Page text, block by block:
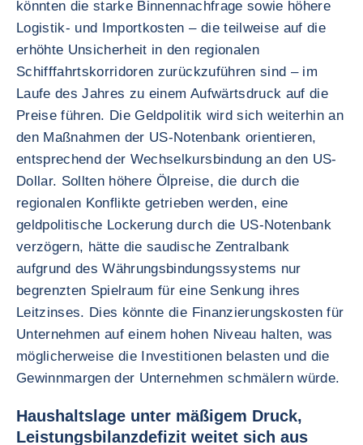
könnten die starke Binnennachfrage sowie höhere
Logistik- und Importkosten – die teilweise auf die
erhöhte Unsicherheit in den regionalen
Schifffahrtskorridoren zurückzuführen sind – im
Laufe des Jahres zu einem Aufwärtsdruck auf die
Preise führen. Die Geldpolitik wird sich weiterhin an
den Maßnahmen der US-Notenbank orientieren,
entsprechend der Wechselkursbindung an den US-
Dollar. Sollten höhere Ölpreise, die durch die
regionalen Konflikte getrieben werden, eine
geldpolitische Lockerung durch die US-Notenbank
verzögern, hätte die saudische Zentralbank
aufgrund des Währungsbindungssystems nur
begrenzten Spielraum für eine Senkung ihres
Leitzinses. Dies könnte die Finanzierungskosten für
Unternehmen auf einem hohen Niveau halten, was
möglicherweise die Investitionen belasten und die
Gewinnmargen der Unternehmen schmälern würde.
Haushaltslage unter mäßigem Druck,
Leistungsbilanzdefizit weitet sich aus